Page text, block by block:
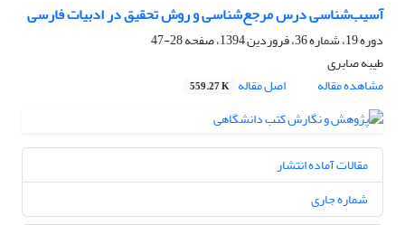
آسیب‌شناسی درس مرجع‌شناسی و روش تحقیق در ادبیات فارسی
دوره 19، شماره 36، فروردین 1394، صفحه
28-47
طیبه صابری
مشاهده مقاله
اصل مقاله 559.27 K
مقالات آماده انتشار
شماره جاری